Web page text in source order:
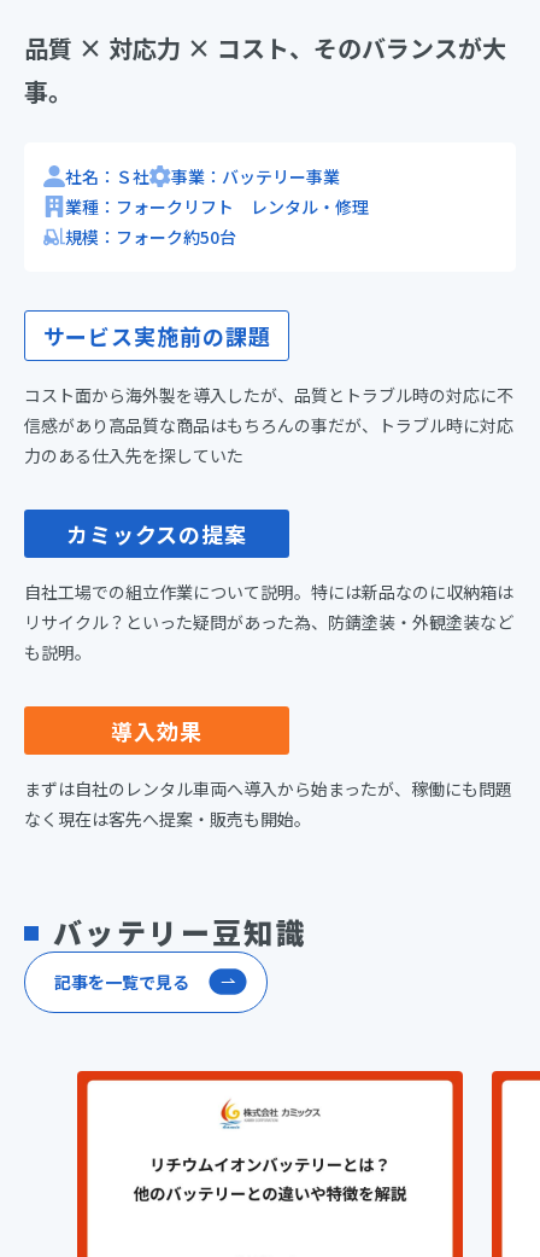
品質 × 対応力 × コスト、そのバランスが大
事。
社名：Ｓ社
事業：バッテリー事業
業種：フォークリフト レンタル・修理
規模：フォーク約50台
サービス実施前の課題
コスト面から海外製を導入したが、品質とトラブル時の対応に不
信感があり高品質な商品はもちろんの事だが、トラブル時に対応
力のある仕入先を探していた
カミックスの提案
自社工場での組立作業について説明。特には新品なのに収納箱は
リサイクル？といった疑問があった為、防錆塗装・外観塗装など
も説明。
導入効果
まずは自社のレンタル車両へ導入から始まったが、稼働にも問題
なく現在は客先へ提案・販売も開始。
バッテリー豆知識
記事を一覧で見る